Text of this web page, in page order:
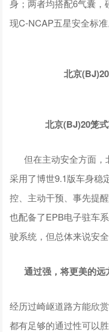
身；两者均搭配6气囊
现C-NCAP五星安全标准
北京
北京(BJ)20笼
但在主动安全方面，
采用了博世9.1版车身稳
控、主动干预、事先提
也配备了EPB电子驻车
驶系统，但总体来说安
通过强，将更美的远
经历过崎岖道路方能欣
都有足够的通过性可以